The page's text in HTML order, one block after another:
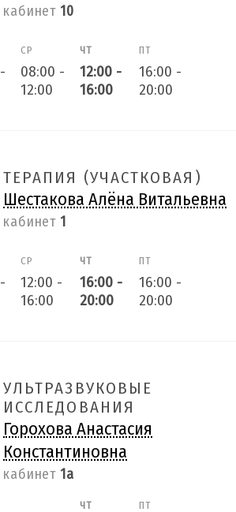
кабинет 10
-
СР
08:00 -
12:00
ЧТ
12:00 -
16:00
ПТ
16:00 -
20:00
ТЕРАПИЯ (УЧАСТКОВАЯ)
Шестакова Алёна Витальевна
кабинет 1
-
СР
12:00 -
16:00
ЧТ
16:00 -
20:00
ПТ
16:00 -
20:00
УЛЬТРАЗВУКОВЫЕ
ИССЛЕДОВАНИЯ
Горохова Анастасия
Константиновна
кабинет 1а
ЧТ ПТ